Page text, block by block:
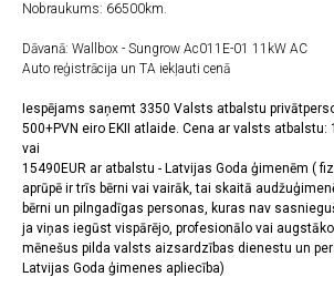
Nobraukums: 66500km.
Dāvanā: Wallbox - Sungrow Ac011E-01 11kW AC
Auto reģistrācija un TA iekļauti cenā
Iespējams saņemt 3350 Valsts atbalstu
500+PVN eiro EKII atlaide. Cena ar valsts atbalstu:
vai
15490EUR ar atbalstu - Latvijas Goda ģimenēm (
aprūpē ir trīs bērni vai vairāk, tai skaitā
bērni un pilngadīgas personas, kuras nav
ja viņas iegūst vispārējo, profesionālo vai
mēnešus pilda valsts aizsardzības dienestu un
Latvijas Goda ģimenes apliecība)